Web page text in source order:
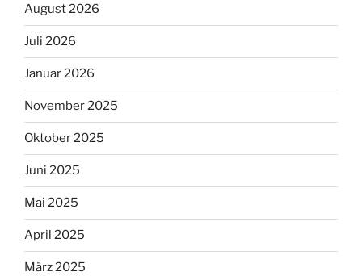
August 2026
Juli 2026
Januar 2026
November 2025
Oktober 2025
Juni 2025
Mai 2025
April 2025
März 2025